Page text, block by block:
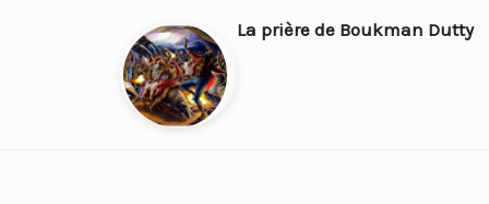
La prière de Boukman Dutty